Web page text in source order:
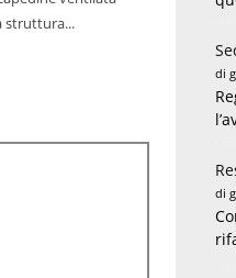
struttura...
di
di